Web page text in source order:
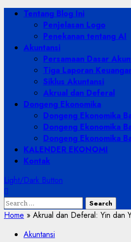
Skip
PrimaryTentang Blog Ini
Penjelasan Logo
Penekanan tentang AI
Akuntansi
Persamaan Dasar
Tiga Laporan
Siklus Akuntansi
Akrual dan Deferal
Dongeng Ekonomika
Dongeng Ekonomika
Dongeng Ekonomika
Dongeng Ekonomika
KALENDER EKONOMI
Kontak
Light/Dark Button
Search
for:
Home » Akrual dan Deferal: Yin dan
Akuntansi